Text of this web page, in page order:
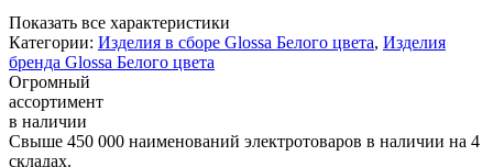
Показать все характеристики
Категории: Изделия в сборе Glossa Белого цвета, Изделия
бренда Glossa Белого цвета
Огромный
ассортимент
в наличии
Свыше 450 000 наименований электротоваров в наличии на 4
складах.